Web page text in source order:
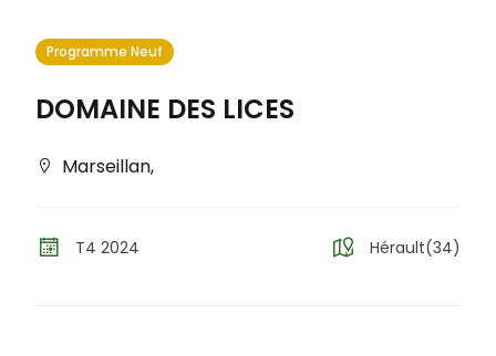
Programme Neuf
DOMAINE DES LICES
Marseillan,
T4 2024 Hérault(34)